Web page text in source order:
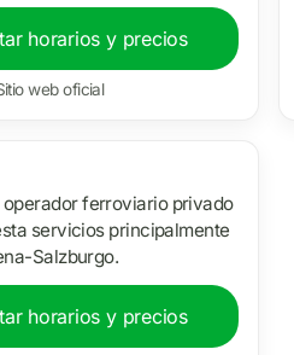
horarios y precios
web oficial
operador ferroviario privado
servicios principalmente
Salzburgo.
horarios y precios